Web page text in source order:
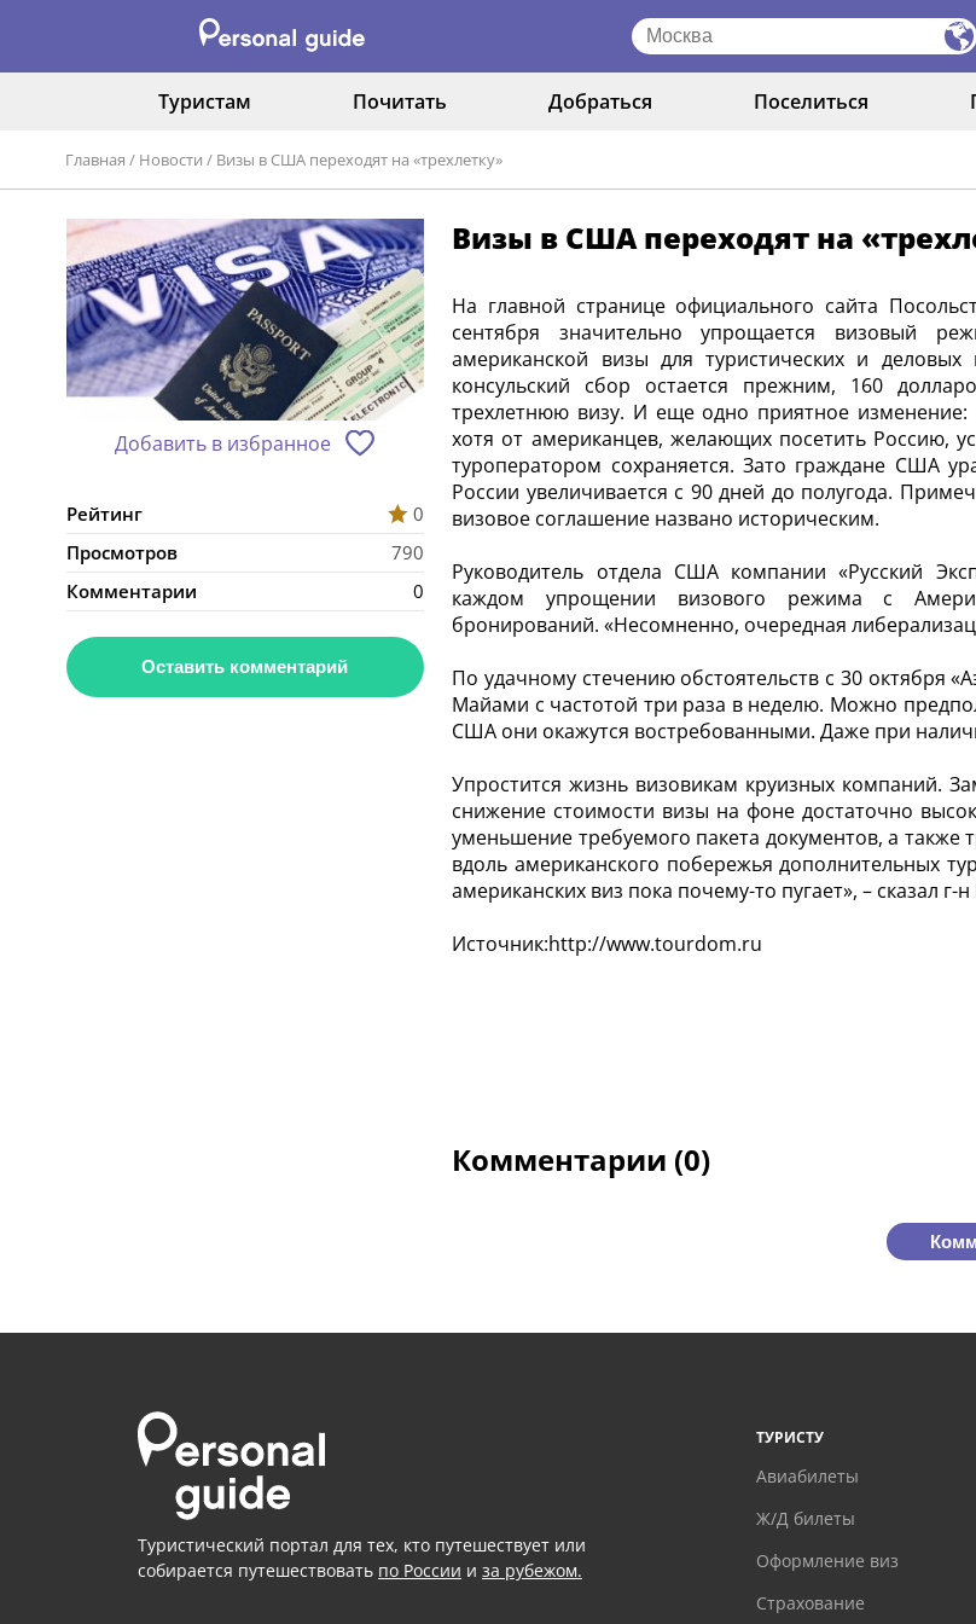
Туристам Почитать Добраться Поселиться
Главная / Новости / Визы в США переходят на «трехлетку»
Добавить в избранное
Рейтинг
0
Просмотров
790
Комментарии
0
Оставить комментарий
Визы в США переходят на
На главной странице официального сайта
сентября значительно упрощается визовый
американской визы для туристических и
консульский сбор остается прежним, 160
трехлетнюю визу. И еще одно приятное
хотя от американцев, желающих посетить Россию,
туроператором сохраняется. Зато граждане США
России увеличивается с 90 дней до полугода.
визовое соглашение названо историческим.
Руководитель отдела США компании «Русский
каждом упрощении визового режима с
бронирований. «Несомненно, очередная
По удачному стечению обстоятельств с 30 октября
Майами с частотой три раза в неделю. Можно
США они окажутся востребованными. Даже при
Упростится жизнь визовикам круизных компаний.
снижение стоимости визы на фоне достаточно
уменьшение требуемого пакета документов, а также
вдоль американского побережья дополнительных
американских виз пока почему-то пугает», – сказал г-
Источник:http://www.tourdom.ru
Комментарии (0)
Туристический портал для тех, кто путешествует или
собирается путешествовать по России и за рубежом.
ТУРИСТУ
Авиабилеты
Ж/Д билеты
Оформление виз
Страхование